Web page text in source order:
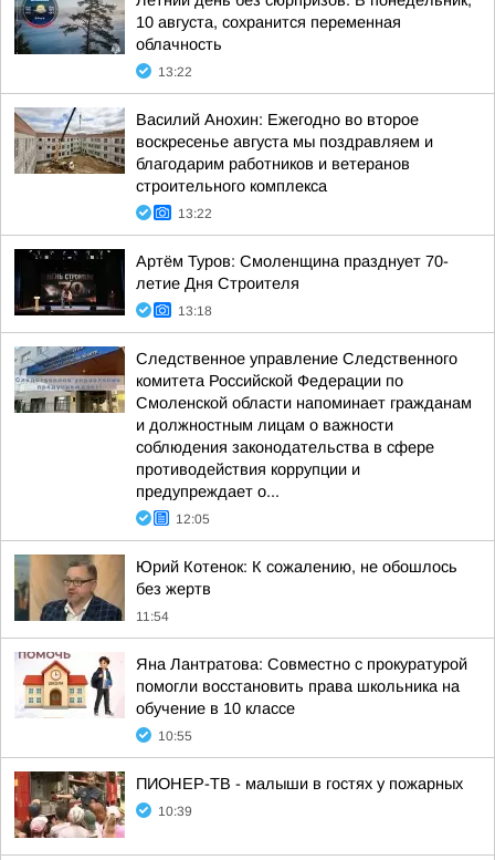
10 августа, сохранится переменная
облачность
13:22
Василий Анохин: Ежегодно во второе
воскресенье августа мы поздравляем и
благодарим работников и ветеранов
строительного комплекса
13:22
Артём Туров: Смоленщина празднует 70-
летие Дня Строителя
13:18
Следственное управление Следственного
комитета Российской Федерации по
Смоленской области напоминает гражданам
и должностным лицам о важности
соблюдения законодательства в сфере
противодействия коррупции и
предупреждает о...
12:05
Юрий Котенок: К сожалению, не обошлось
без жертв
11:54
Яна Лантратова: Совместно с прокуратурой
помогли восстановить права школьника на
обучение в 10 классе
10:55
ПИОНЕР-ТВ - малыши в гостях у пожарных
10:39